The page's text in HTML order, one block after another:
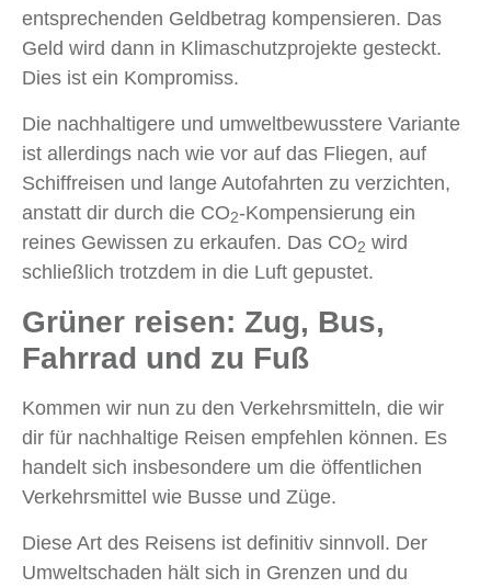
entsprechenden Geldbetrag kompensieren. Das
Geld wird dann in Klimaschutzprojekte gesteckt.
Dies ist ein Kompromiss.
Die nachhaltigere und umweltbewusstere Variante
ist allerdings nach wie vor auf das Fliegen, auf
Schiffreisen und lange Autofahrten zu verzichten,
anstatt dir durch die CO2-Kompensierung ein
reines Gewissen zu erkaufen. Das CO2 wird
schließlich trotzdem in die Luft gepustet.
Grüner reisen: Zug, Bus,
Fahrrad und zu Fuß
Kommen wir nun zu den Verkehrsmitteln, die wir
dir für nachhaltige Reisen empfehlen können. Es
handelt sich insbesondere um die öffentlichen
Verkehrsmittel wie Busse und Züge.
Diese Art des Reisens ist definitiv sinnvoll. Der
Umweltschaden hält sich in Grenzen und du